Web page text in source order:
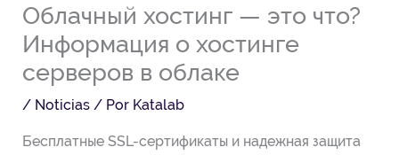
Облачный хостинг — это что?
Информация о хостинге
серверов в облаке
/ Noticias / Por Katalab
Бесплатные SSL-сертификаты и надежная защита